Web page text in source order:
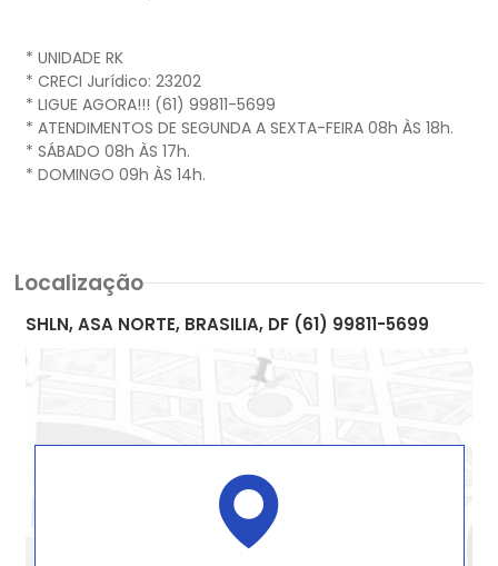
* UNIDADE RK
* CRECI Jurídico: 23202
* LIGUE AGORA!!! (61) 99811-5699
* ATENDIMENTOS DE SEGUNDA A SEXTA-FEIRA 08h ÀS 18h.
* SÁBADO 08h ÀS 17h.
* DOMINGO 09h ÀS 14h.
Localização
SHLN, ASA NORTE, BRASILIA, DF (61) 99811-5699